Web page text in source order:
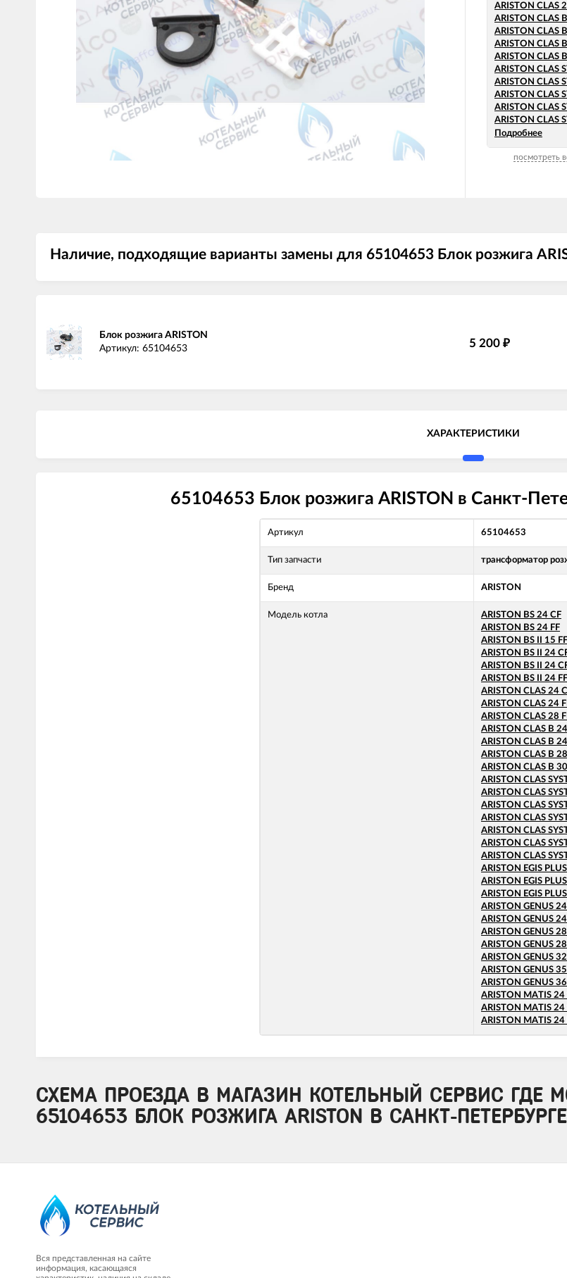
ARISTON CLAS
ARISTON CLAS
ARISTON CLAS
ARISTON CLAS
ARISTON CLAS
ARISTON CLAS
ARISTON CLAS
ARISTON CLAS
ARISTON CLAS
ARISTON CLAS
ARISTON CLAS
ARISTON EGIS
ARISTON
ARISTON
Подробнее
посмотреть
Наличие, подходящие варианты замены для 65104653 Блок розжига
Блок розжига ARISTON
Артикул: 65104653
5 200 ₽
ХАРАКТЕРИСТИКИ
65104653 Блок розжига ARISTON в Санкт-
Артикул 65104653
Тип запчасти трансформатор
Бренд ARISTON
Модель котла
ARISTON BS 24 CF
ARISTON BS 24 FF
ARISTON BS II 15 FF
ARISTON BS II 24
ARISTON BS II 24
ARISTON BS II 24 FF
ARISTON CLAS 24
ARISTON CLAS 24
ARISTON CLAS 28
ARISTON CLAS B
ARISTON CLAS B
ARISTON CLAS B
ARISTON CLAS B
ARISTON CLAS
ARISTON CLAS
ARISTON CLAS
ARISTON CLAS
ARISTON CLAS
ARISTON CLAS
ARISTON CLAS
ARISTON EGIS
ARISTON EGIS
ARISTON EGIS
ARISTON GENUS
ARISTON GENUS
ARISTON GENUS
ARISTON GENUS
ARISTON GENUS
ARISTON GENUS
ARISTON GENUS
ARISTON MATIS 24
ARISTON MATIS 24
ARISTON MATIS 24
СХЕМА ПРОЕЗДА В МАГАЗИН КОТЕЛЬНЫЙ СЕРВИС ГДЕ
65104653 БЛОК РОЗЖИГА ARISTON В САНКТ-ПЕТЕРБУРГЕ
Вся представленная на сайте
информация, касающаяся